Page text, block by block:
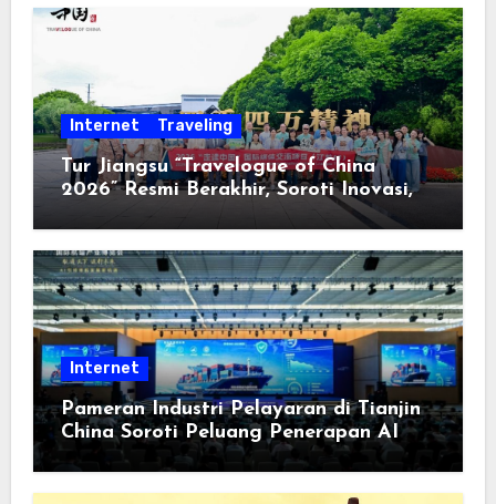
Internet Traveling
Tur Jiangsu “Travelogue of China
2026” Resmi Berakhir, Soroti Inovasi,
Keterbukaan, dan Pembangunan
Berorientasi pada Masyarakat
Internet
Pameran Industri Pelayaran di Tianjin
China Soroti Peluang Penerapan AI